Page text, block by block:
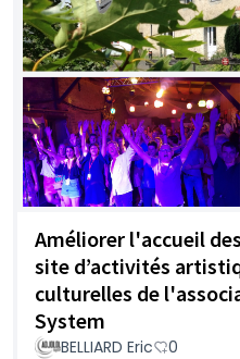
Améliorer l'accueil
site d’activités
culturelles de
System
BELLIARD Eric 0